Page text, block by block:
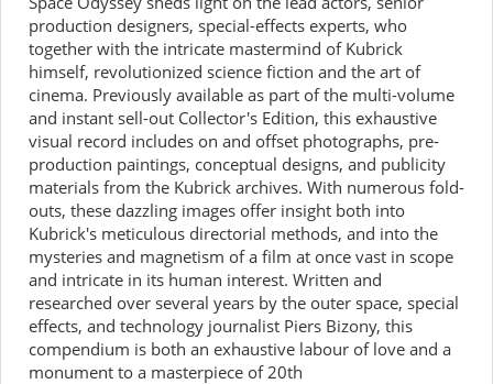
production designers, special-effects experts, who
together with the intricate mastermind of Kubrick
himself, revolutionized science fiction and the art of
cinema. Previously available as part of the multi-volume
and instant sell-out Collector's Edition, this exhaustive
visual record includes on and offset photographs, pre-
production paintings, conceptual designs, and publicity
materials from the Kubrick archives. With numerous fold-
outs, these dazzling images offer insight both into
Kubrick's meticulous directorial methods, and into the
mysteries and magnetism of a film at once vast in scope
and intricate in its human interest. Written and
researched over several years by the outer space, special
effects, and technology journalist Piers Bizony, this
compendium is both an exhaustive labour of love and a
monument to a masterpiece of 20th